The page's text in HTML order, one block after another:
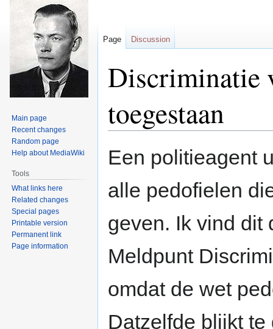
Discriminatie
toegestaan
to
to
Een politieagent
alle pedofielen
geven. Ik vind dit
Meldpunt
omdat de wet
Datzelfde blijkt
Page Discussion
Main page
Recent changes
Random page
Help about MediaWiki
Tools
What links here
Related changes
Special pages
Printable version
Permanent link
Page information